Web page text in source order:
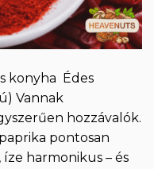
konyha Édes
Vannak
hozzávalók.
pontosan
harmonikus – és